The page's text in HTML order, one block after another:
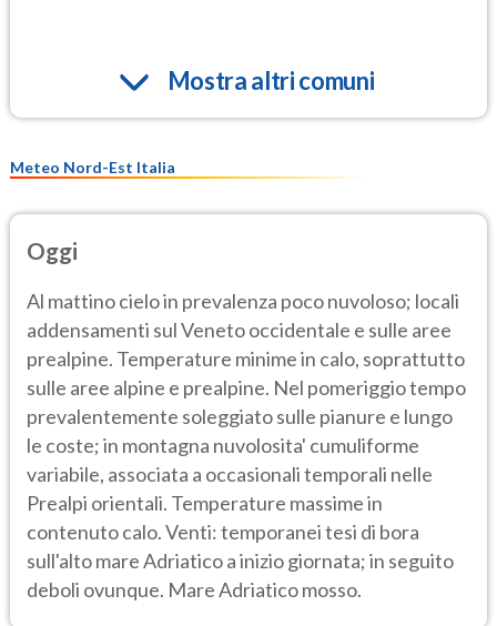
Mostra altri comuni
Meteo Nord-Est Italia
Oggi
Al mattino cielo in prevalenza poco nuvoloso; locali
addensamenti sul Veneto occidentale e sulle aree
prealpine. Temperature minime in calo, soprattutto
sulle aree alpine e prealpine. Nel pomeriggio tempo
prevalentemente soleggiato sulle pianure e lungo
le coste; in montagna nuvolosita' cumuliforme
variabile, associata a occasionali temporali nelle
Prealpi orientali. Temperature massime in
contenuto calo. Venti: temporanei tesi di bora
sull'alto mare Adriatico a inizio giornata; in seguito
deboli ovunque. Mare Adriatico mosso.